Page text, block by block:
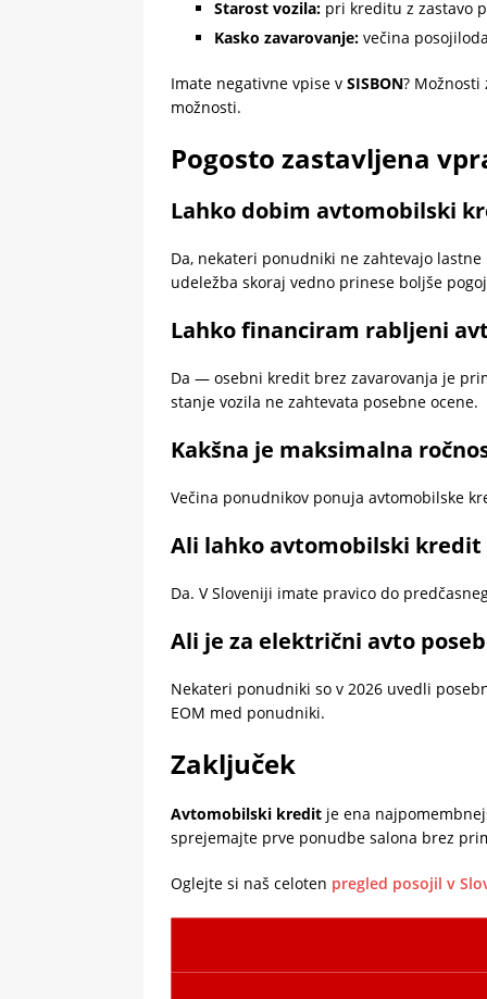
Starost vozila: pri kreditu z zastavo
Kasko zavarovanje: večina
Imate negativne vpise v SISBON?
možnosti.
Pogosto zastavljena
Lahko dobim avtomobilski
Da, nekateri ponudniki ne zahtevajo
udeležba skoraj vedno prinese boljše
Lahko financiram rabljeni
Da — osebni kredit brez zavarovanja je
stanje vozila ne zahtevata posebne ocene.
Kakšna je maksimalna
Večina ponudnikov ponuja avtomobilske
Ali lahko avtomobilski kredit
Da. V Sloveniji imate pravico do
Ali je za električni avto
Nekateri ponudniki so v 2026 uvedli
EOM med ponudniki.
Zaključek
Avtomobilski kredit je ena
sprejemajte prve ponudbe salona brez
Oglejte si naš celoten pregled posojil v